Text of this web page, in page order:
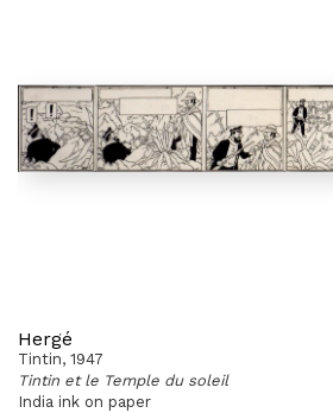
Hergé
Tintin, 1947
Tintin et le Temple du soleil
India ink on paper